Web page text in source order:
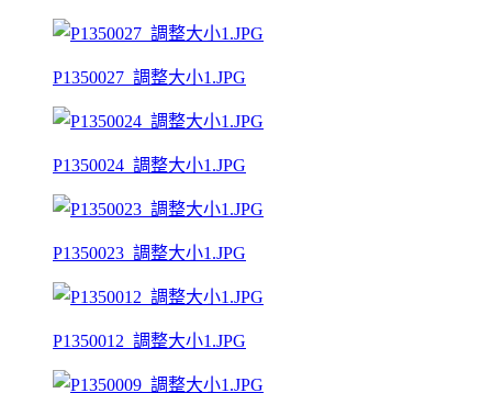
P1350027_調整大小1.JPG
P1350024_調整大小1.JPG
P1350023_調整大小1.JPG
P1350012_調整大小1.JPG